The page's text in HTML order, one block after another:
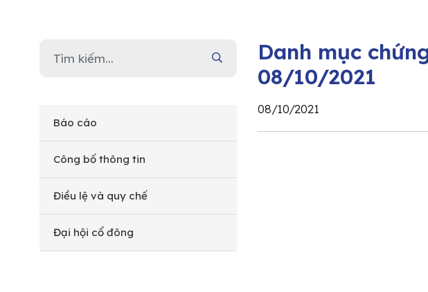
Báo cáo
Công bố thông tin
Điều lệ và quy chế
Đại hội cổ đông
Danh mục
08/10/2021
08/10/2021